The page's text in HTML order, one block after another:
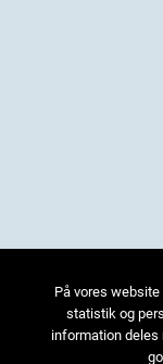
På vores
statistik og
information deles